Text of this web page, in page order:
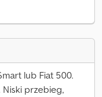
lub Fiat 500.
Niski przebieg,